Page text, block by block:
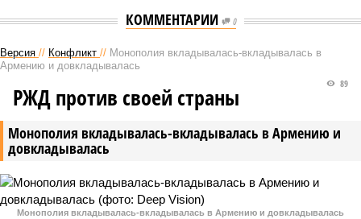
КОММЕНТАРИИ 0
Версия // Конфликт // Монополия вкладывалась-вкладывалась в
Армению и довкладывалась
Монополия вкладывалась-вкладывалась в Армению и
довкладывалась
89
РЖД против своей страны
Монополия вкладывалась-вкладывалась в Армению и довкладывалась